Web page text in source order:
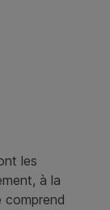
les
à la
comprend